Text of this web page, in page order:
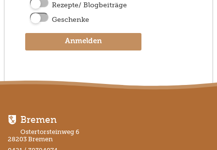
Rezepte/ Blogbeiträge
Geschenke
Anmelden
Bremen
Ostertorsteinweg 6
28203 Bremen